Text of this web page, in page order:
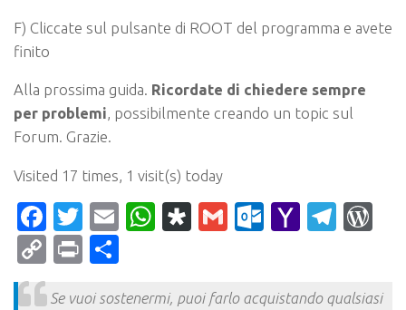
F) Cliccate sul pulsante di ROOT del programma e avete
finito
Alla prossima guida. Ricordate di chiedere sempre
per problemi, possibilmente creando un topic sul
Forum. Grazie.
Visited 17 times, 1 visit(s) today
Facebook
Twitter
EmailWhatsApp
Diaspora
Gmail Yahoo
CopyPrint
Se vuoi sostenermi, puoi farlo acquistando qualsiasi